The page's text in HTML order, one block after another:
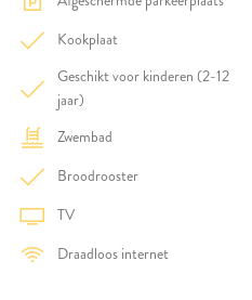
Kookplaat
Geschikt voor kinderen (2-12
jaar)
Zwembad
Broodrooster
TV
Draadloos internet